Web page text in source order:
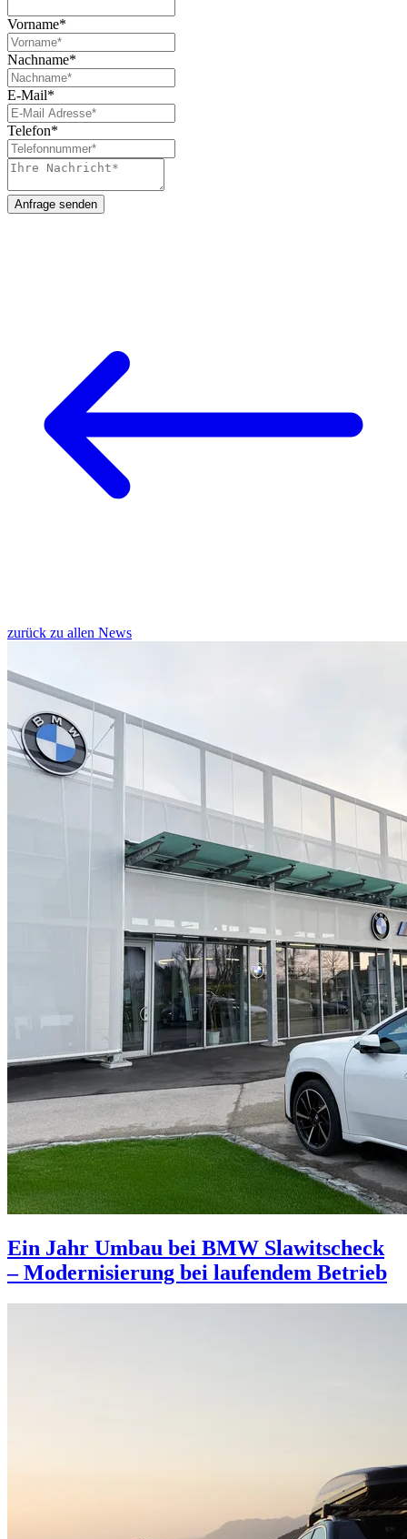
Vorname*
Nachname*
E-Mail*
Telefon*
Anfrage senden
zurück zu allen News
Ein Jahr Umbau bei BMW Slawitscheck
– Modernisierung bei laufendem Betrieb